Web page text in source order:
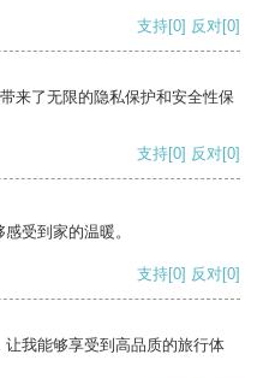
支持[0] 反对[0]
来了无限的隐私保护和安全性保
支持[0] 反对[0]
受到家的温暖。
支持[0] 反对[0]
我能够享受到高品质的旅行体